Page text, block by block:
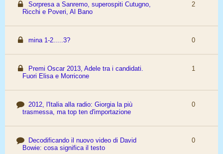
Sorpresa a Sanremo, superospiti Cutugno,
Ricchi e Poveri, Al Bano
2
mina 1-2.....3? 0
Premi Oscar 2013, Adele tra i candidati.
Fuori Elisa e Morricone
1
2012, l'Italia alla radio: Giorgia la più
trasmessa, ma top ten d'importazione
0
Decodificando il nuovo video di David
Bowie: cosa significa il testo
0